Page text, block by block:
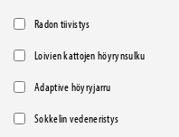
Radon tiivistys
Loivien kattojen höyrynsulku
Adaptive höyryjarru
Sokkelin vedeneristys